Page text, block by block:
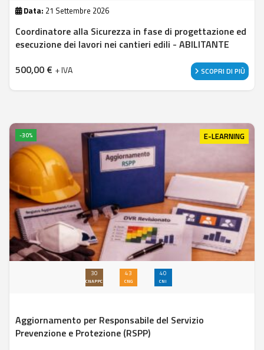
Data: 21 Settembre 2026
Coordinatore alla Sicurezza in fase di progettazione ed
esecuzione dei lavori nei cantieri edili - ABILITANTE
500,00 € + IVA SCOPRI DI PIÙ
-30% E-LEARNING
30
CNAPPC
43
CNG
40
CNI
Aggiornamento per Responsabile del Servizio
Prevenzione e Protezione (RSPP)